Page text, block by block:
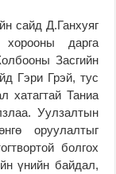
сайд Д.Ганхуяг
дарга
Засгийн
Гэри Грэй, тус
хатагтай Таниа
Уулзалтын
оруулалтыг
болгох
үнийн байдал,